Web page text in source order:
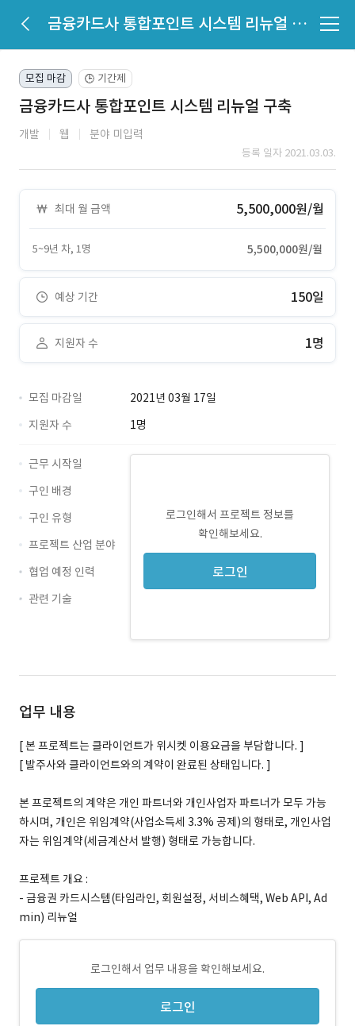
금융카드사 통합포인트 시스템 리뉴얼 구축
모집 마감 🕒 기간제
금융카드사 통합포인트 시스템 리뉴얼 구축
개발 웹 분야 미입력
등록 일자 2021.03.03.
최대 월 금액 5,500,000원/월
5~9년 차, 1명 5,500,000원/월
예상 기간 150일
지원자 수 1명
모집 마감일
2021년 03월 17일
지원자 수
1명
로그인해서 프로젝트 정보를
확인해보세요.
로그인
근무 시작일
구인 배경
구인 유형
프로젝트 산업 분야
협업 예정 인력
관련 기술
업무 내용
[ 본 프로젝트는 클라이언트가 위시켓 이용요금을 부담합니다. ]
[ 발주사와 클라이언트와의 계약이 완료된 상태입니다. ]
본 프로젝트의 계약은 개인 파트너와 개인사업자 파트너가 모두 가능
하시며, 개인은 위임계약(사업소득세 3.3% 공제)의 형태로, 개인사업
자는 위임계약(세금계산서 발행) 형태로 가능합니다.
프로젝트 개요 :
- 금융권 카드시스템(타임라인, 회원설정, 서비스혜택, Web API, Ad
min) 리뉴얼
로그인해서 업무 내용을 확인해보세요.
로그인